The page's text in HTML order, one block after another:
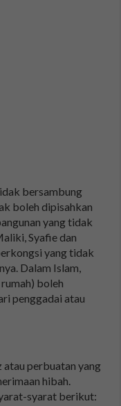
bersambung
boleh dipisahkan
yang tidak
Syafie dan
yang tidak
Dalam Islam,
boleh
penggadai atau
atau perbuatan yang
hibah.
syarat berikut: